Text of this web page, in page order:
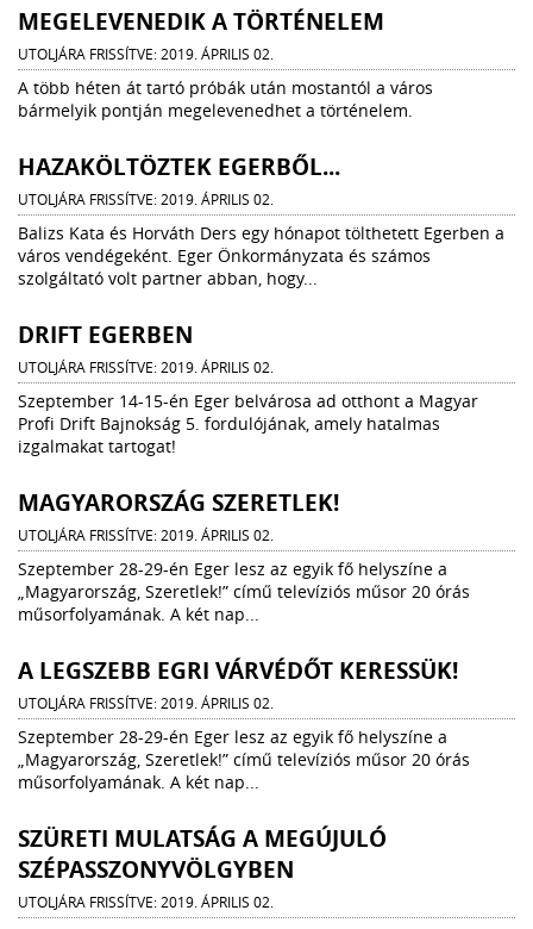
MEGELEVENEDIK A TÖRTÉNELEM
UTOLJÁRA FRISSÍTVE: 2019. ÁPRILIS 02.
A több héten át tartó próbák után mostantól a város
bármelyik pontján megelevenedhet a történelem.
HAZAKÖLTÖZTEK EGERBŐL...
UTOLJÁRA FRISSÍTVE: 2019. ÁPRILIS 02.
Balizs Kata és Horváth Ders egy hónapot tölthetett Egerben a
város vendégeként. Eger Önkormányzata és számos
szolgáltató volt partner abban, hogy...
DRIFT EGERBEN
UTOLJÁRA FRISSÍTVE: 2019. ÁPRILIS 02.
Szeptember 14-15-én Eger belvárosa ad otthont a Magyar
Profi Drift Bajnokság 5. fordulójának, amely hatalmas
izgalmakat tartogat!
MAGYARORSZÁG SZERETLEK!
UTOLJÁRA FRISSÍTVE: 2019. ÁPRILIS 02.
Szeptember 28-29-én Eger lesz az egyik fő helyszíne a
„Magyarország, Szeretlek!” című televíziós műsor 20 órás
műsorfolyamának. A két nap...
A LEGSZEBB EGRI VÁRVÉDŐT KERESSÜK!
UTOLJÁRA FRISSÍTVE: 2019. ÁPRILIS 02.
Szeptember 28-29-én Eger lesz az egyik fő helyszíne a
„Magyarország, Szeretlek!” című televíziós műsor 20 órás
műsorfolyamának. A két nap...
SZÜRETI MULATSÁG A MEGÚJULÓ
SZÉPASSZONYVÖLGYBEN
UTOLJÁRA FRISSÍTVE: 2019. ÁPRILIS 02.